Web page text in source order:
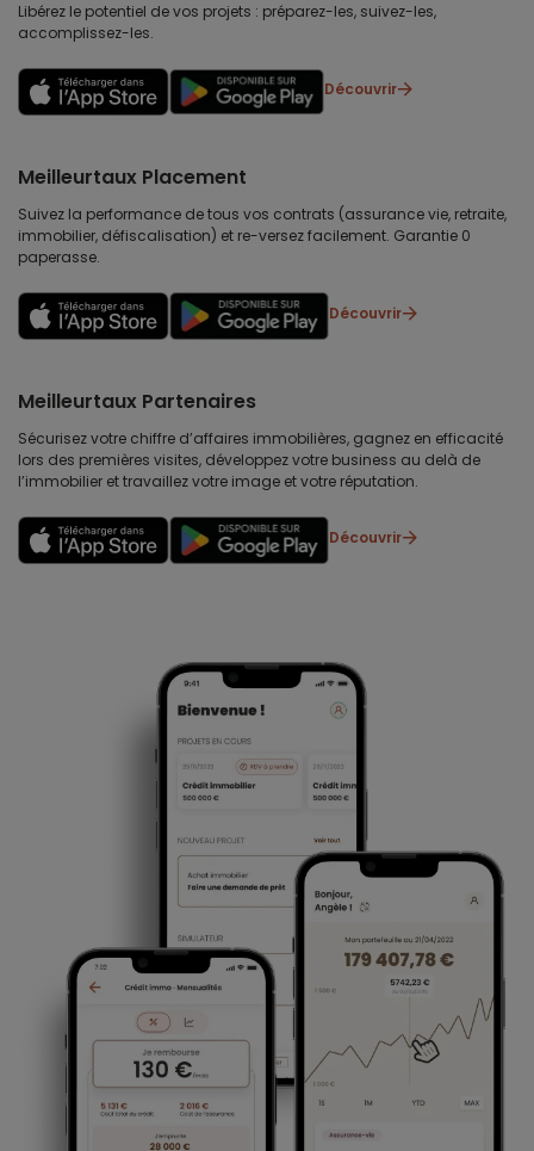
Libérez le potentiel de vos projets : préparez-les, suivez-les,
accomplissez-les.
Découvrir
Meilleurtaux Placement
Suivez la performance de tous vos contrats (assurance vie, retraite,
immobilier, défiscalisation) et re-versez facilement. Garantie 0
paperasse.
Découvrir
Meilleurtaux Partenaires
Sécurisez votre chiffre d’affaires immobilières, gagnez en efficacité
lors des premières visites, développez votre business au delà de
l’immobilier et travaillez votre image et votre réputation.
Découvrir